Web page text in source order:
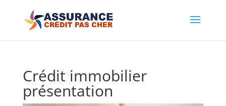
Crédit immobilier
présentation